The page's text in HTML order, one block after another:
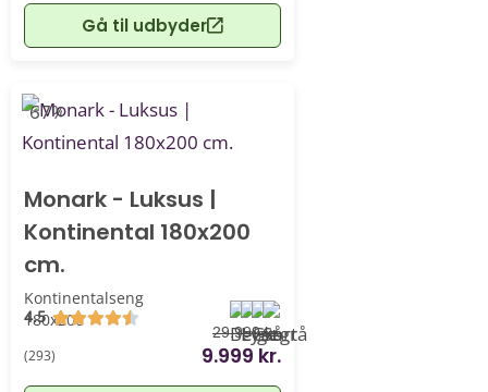
Gå til udbyder
-67%
Monark - Luksus |
Kontinental 180x200
cm.
Kontinentalseng
180x200
4.5
(293)
29.999 kr.
9.999 kr.